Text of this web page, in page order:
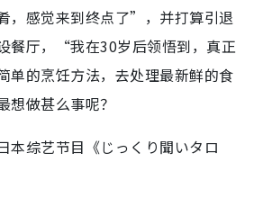
，感觉来到终点了”，并打算引退
餐厅，“我在30岁后领悟到，真正
单的烹饪方法，去处理最新鲜的食
做甚么事呢？
本综艺节目《じっくり聞いタロ